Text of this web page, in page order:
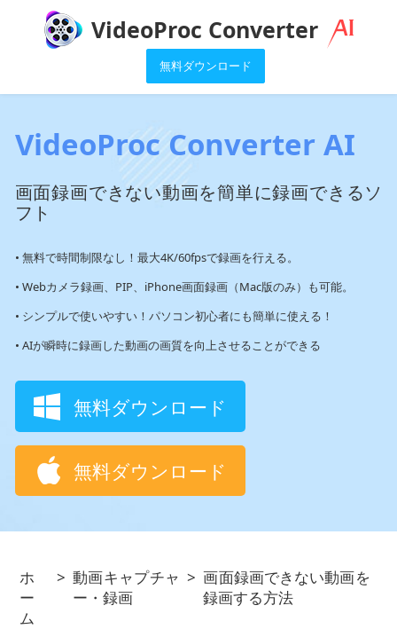
VideoProc Converter
無料ダウンロード
VideoProc Converter AI
画面録画できない動画を簡単に録画できるソ
フト
• 無料で時間制限なし！最大4K/60fpsで録画を行える。
• Webカメラ録画、PIP、iPhone画面録画（Mac版のみ）も可能。
• シンプルで使いやすい！パソコン初心者にも簡単に使える！
• AIが瞬時に録画した動画の画質を向上させることができる
無料ダウンロード
無料ダウンロード
ホ
ー
ム
> 動画キャプチャ
ー・録画
> 画面録画できない動画を
録画する方法